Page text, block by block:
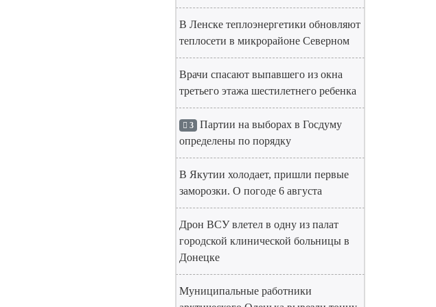
В Ленске теплоэнергетики обновляют
теплосети в микрорайоне Северном
Врачи спасают выпавшего из окна
третьего этажа шестилетнего ребенка
3 Партии на выборах в Госдуму
определены по порядку
В Якутии холодает, пришли первые
заморозки. О погоде 6 августа
Дрон ВСУ влетел в одну из палат
городской клинической больницы в
Донецке
Муниципальные работники